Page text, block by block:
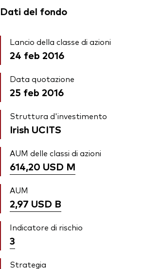
Dati del fondo
Lancio della classe di azioni
24 feb 2016
Data quotazione
25 feb 2016
Struttura d'investimento
Irish UCITS
AUM delle classi di azioni
614,20 USD M
AUM
2,97 USD B
Indicatore di rischio
3
Strategia